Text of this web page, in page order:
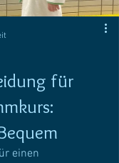
für
einen